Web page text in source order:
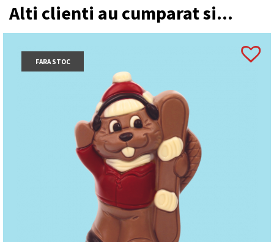
Alti clienti au cumparat si...
FARA STOC